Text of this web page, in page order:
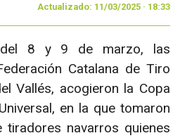
Actualizado: 11/03/2025 · 18:33
8 y 9 de marzo, las
Catalana de Tiro
Vallés, acogieron la Copa
en la que tomaron
tiradores navarros quienes